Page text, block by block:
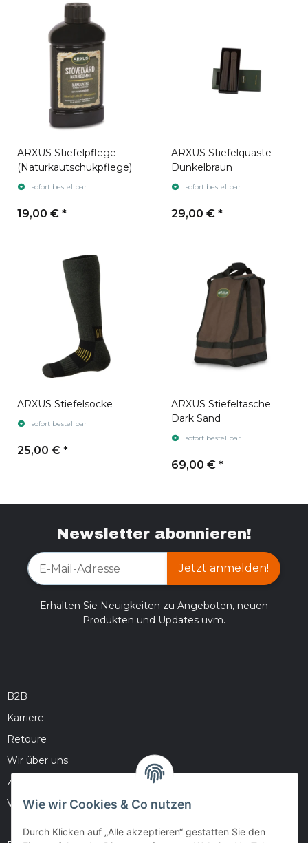
ARXUS Stiefelpflege
(Naturkautschukpflege)
sofort bestellbar
19,00 € *
ARXUS Stiefelquaste
Dunkelbraun
sofort bestellbar
29,00 € *
ARXUS Stiefelsocke
sofort bestellbar
25,00 € *
ARXUS Stiefeltasche
Dark Sand
sofort bestellbar
69,00 € *
Newsletter abonnieren!
Jetzt anmelden!
Erhalten Sie Neuigkeiten zu Angeboten, neuen
Produkten und Updates uvm.
B2B
Karriere
Retoure
Wir über uns
Zahlungsmöglichkeiten
Versandinformationen
Wie wir Cookies & Co nutzen
Durch Klicken auf „Alle akzeptieren“ gestatten Sie den